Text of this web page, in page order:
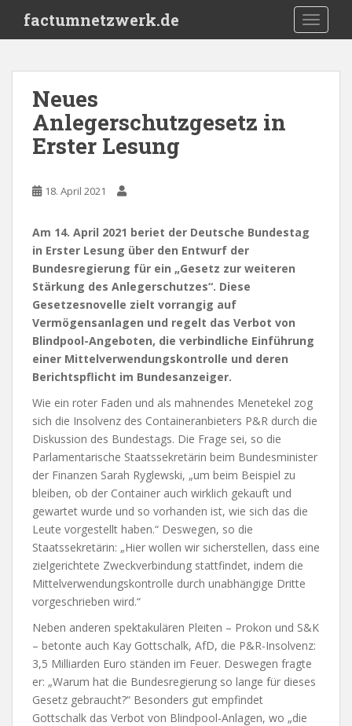
i
factumnetzwerk.de
Neues
Anlegerschutzgesetz in
Erster Lesung
18. April 2021
Am 14. April 2021 beriet der Deutsche Bundestag
in Erster Lesung über den Entwurf der
Bundesregierung für ein „Gesetz zur weiteren
Stärkung des Anlegerschutzes“. Diese
Gesetzesnovelle zielt vorrangig auf
Vermögensanlagen und regelt das Verbot von
Blindpool-Angeboten, die verbindliche Einführung
einer Mittelverwendungskontrolle und deren
Berichtspflicht im Bundesanzeiger.
Wie ein roter Faden und als mahnendes Menetekel zog
sich die Insolvenz des Containeranbieters P&R durch die
Diskussion des Bundestags. Die Frage sei, so die
Parlamentarische Staatssekretärin beim Bundesminister
der Finanzen Sarah Ryglewski, „um beim Beispiel zu
bleiben, ob der Container auch wirklich gekauft und
gewartet wurde und so vorhanden ist, wie sich das die
Leute vorgestellt haben.“ Deswegen, so die
Staatssekretärin: „Hier wollen wir sicherstellen, dass eine
zielgerichtete Zweckverbindung stattfindet, indem die
Mittelverwendungskontrolle durch unabhängige Dritte
vorgeschrieben wird.“
Neben anderen spektakulären Pleiten – Prokon und S&K
– betonte auch Kay Gottschalk, AfD, die P&R-Insolvenz:
3,5 Milliarden Euro ständen im Feuer. Deswegen fragte
er: „Warum hat die Bundesregierung so lange für dieses
Gesetz gebraucht?“ Besonders gut empfindet
Gottschalk das Verbot von Blindpool-Anlagen, wo „die